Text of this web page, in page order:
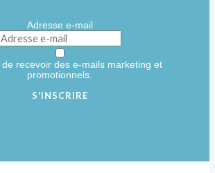
Adresse e-mail
recevoir des e-mails marketing et
promotionnels.
S'INSCRIRE